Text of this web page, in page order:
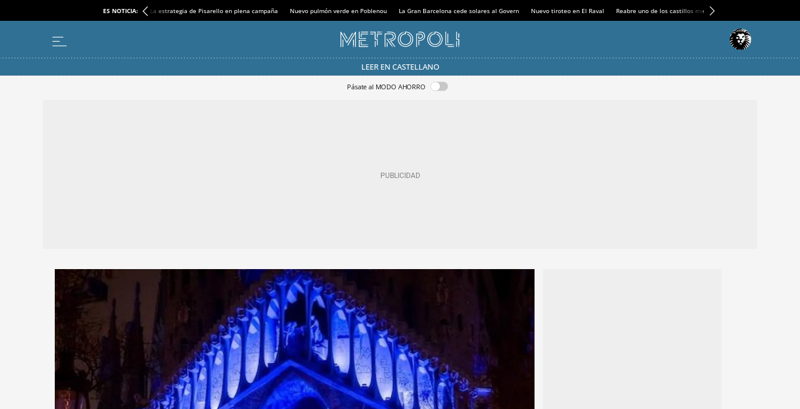
ES NOTICIA: La estrategia de Pisarello en plena campaña Nuevo pulmón verde en Poblenou La Gran Barcelona cede solares al Govern Nuevo tiroteo en El Raval Reabre uno de los castillos medievales más espectaculares
LEER EN CASTELLANO
Pásate al MODO AHORRO